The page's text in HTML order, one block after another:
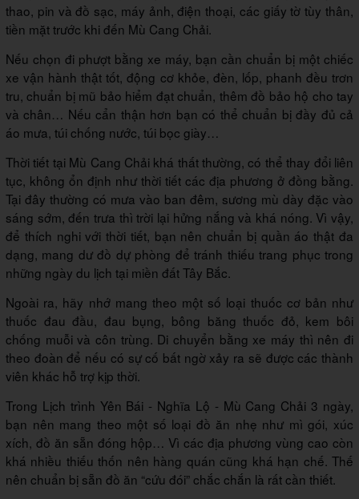
thao, pin và đồ sạc, máy ảnh, điện thoại, các giấy tờ tùy thân,
tiền mặt trước khi đến Mù Cang Chải.
Nếu chọn đi phượt bằng xe máy, bạn cần chuẩn bị một chiếc
xe vận hành thật tốt, động cơ khỏe, đèn, lốp, phanh đều trơn
tru, chuẩn bị mũ bảo hiểm đạt chuẩn, thêm đồ bảo hộ cho tay
và chân… Nếu cẩn thận hơn bạn có thể chuẩn bị đầy đủ cả
áo mưa, túi chống nước, túi bọc giày…
Thời tiết tại Mù Cang Chải khá thất thường, có thể thay đổi liên
tục, không ổn định như thời tiết các địa phương ở đồng bằng.
Tại đây thường có mưa vào ban đêm, sương mù dày đặc vào
sáng sớm, đến trưa thì trời lại hửng nắng và khá nóng. Vì vậy,
để thích nghi với thời tiết, bạn nên chuẩn bị quần áo thật đa
dạng, mang dư đồ dự phòng để tránh thiếu trang phục trong
những ngày du lịch tại miền đất Tây Bắc.
Ngoài ra, hãy nhớ mang theo một số loại thuốc cơ bản như
thuốc đau đầu, đau bụng, bông băng thuốc đỏ, kem bôi
chống muỗi và côn trùng. Di chuyển bằng xe máy thì nên đi
theo đoàn để nếu có sự cố bất ngờ xảy ra sẽ được các thành
viên khác hỗ trợ kịp thời.
Trong Lịch trình Yên Bái - Nghĩa Lộ - Mù Cang Chải 3 ngày,
bạn nên mang theo một số loại đồ ăn nhẹ như mì gói, xúc
xích, đồ ăn sẵn đóng hộp… Vì các địa phương vùng cao còn
khá nhiều thiếu thốn nên hàng quán cũng khá hạn chế. Thế
nên chuẩn bị sẵn đồ ăn “cứu đói” chắc chắn là rất cần thiết.